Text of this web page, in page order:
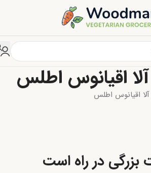
اقیانوس اطلس
اقیانوس اطلس
بزرگی در راه است